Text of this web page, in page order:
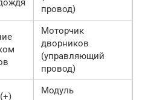
провод)
Моторчик
дворников
(управляющий
провод)
Модуль